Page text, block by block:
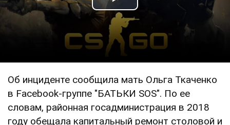
Play Video
Об инциденте сообщила мать Ольга Ткаченко
в Facebook-группе "БАТЬКИ SOS". По ее
словам, районная госадминистрация в 2018
году обещала капитальный ремонт столовой и